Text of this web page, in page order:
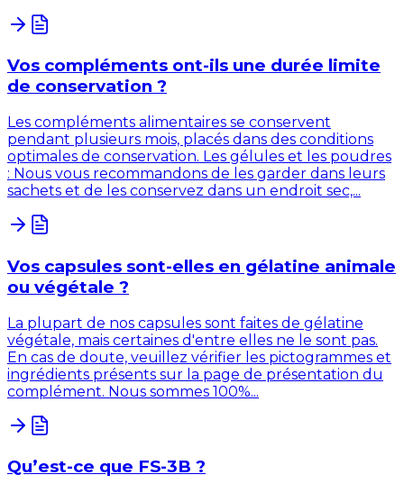
Vos compléments ont-ils une durée limite
de conservation ?
Les compléments alimentaires se conservent
pendant plusieurs mois, placés dans des conditions
optimales de conservation. Les gélules et les poudres
: Nous vous recommandons de les garder dans leurs
sachets et de les conservez dans un endroit sec,...
Vos capsules sont-elles en gélatine animale
ou végétale ?
La plupart de nos capsules sont faites de gélatine
végétale, mais certaines d'entre elles ne le sont pas.
En cas de doute, veuillez vérifier les pictogrammes et
ingrédients présents sur la page de présentation du
complément. Nous sommes 100%...
Qu’est-ce que FS-3B ?